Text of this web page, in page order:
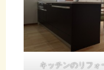
キッチンのリフォ